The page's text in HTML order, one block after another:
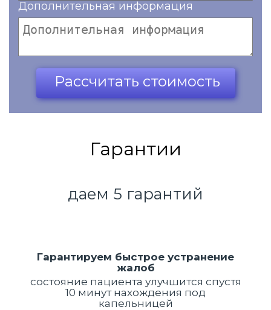
Дополнительная информация
Рассчитать стоимость
Ваш телефон*
Гарантии
даем 5 гарантий
Гарантируем быстрое устранение
жалоб
состояние пациента улучшится спустя
10 минут нахождения под
капельницей